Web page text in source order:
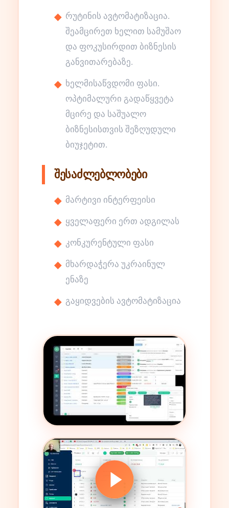
რუტინის ავტომატიზაცია.
შეამცირეთ ხელით სამუშაო
და ფოკუსირდით ბიზნესის
განვითარებაზე.
ხელმისაწვდომი ფასი.
ოპტიმალური გადაწყვეტა
მცირე და საშუალო
ბიზნესისთვის შეზღუდული
ბიუჯეტით.
შესაძლებლობები
მარტივი ინტერფეისი
ყველაფერი ერთ ადგილას
კონკურენტული ფასი
მხარდაჭერა უკრაინულ
ენაზე
გაყიდვების ავტომატიზაცია